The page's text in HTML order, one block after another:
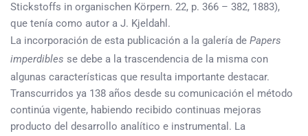
Stickstoffs in organischen Körpern. 22, p. 366 – 382, 1883),
que tenía como autor a J. Kjeldahl.
La incorporación de esta publicación a la galería de Papers
imperdibles se debe a la trascendencia de la misma con
algunas características que resulta importante destacar.
Transcurridos ya 138 años desde su comunicación el método
continúa vigente, habiendo recibido continuas mejoras
producto del desarrollo analítico e instrumental. La